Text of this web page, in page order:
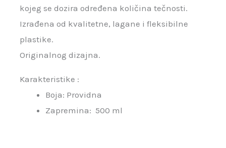
kojeg se dozira određena količina tečnosti.
Izrađena od kvalitetne, lagane i fleksibilne
plastike.
Originalnog dizajna.
Karakteristike :
Boja: Providna
Zapremina: 500 ml